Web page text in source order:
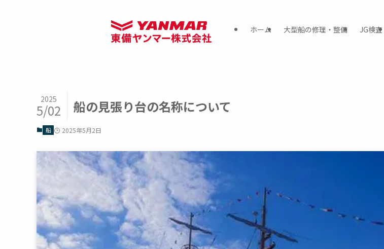
ホーム 大型船の修理・整備 JG検査
船の見張り台の名称について
2025
5/02
船 2025年5月2日